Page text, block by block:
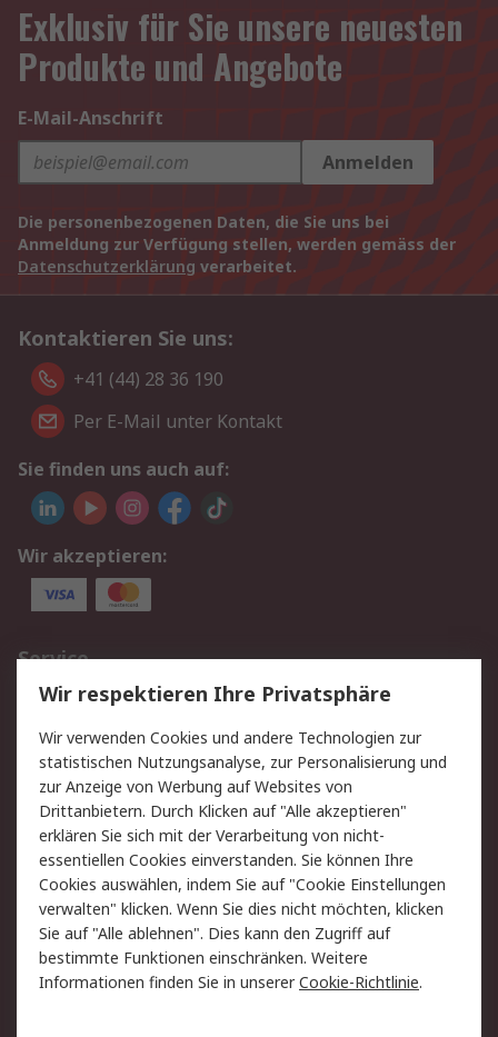
Exklusiv für Sie unsere neuesten
Produkte und Angebote
E-Mail-Anschrift
Anmelden
Die personenbezogenen Daten, die Sie uns bei
Anmeldung zur Verfügung stellen, werden gemäss der
Datenschutzerklärung verarbeitet.
Kontaktieren Sie uns:
+41 (44) 28 36 190
Per E-Mail unter Kontakt
Sie finden uns auch auf:
Wir akzeptieren:
Service
Value Added Services
Lieferlösungen
Rücksendungen
Kontakt
Hilfe
Rechtliches
AGB
Datenschutz
Cookie-Richtlinie
Zahlungsbedingungen
Copyright/Impressum
Über RS
Wir respektieren Ihre Privatsphäre
Wir verwenden Cookies und andere Technologien zur
statistischen Nutzungsanalyse, zur Personalisierung und
zur Anzeige von Werbung auf Websites von
Drittanbietern. Durch Klicken auf "Alle akzeptieren"
erklären Sie sich mit der Verarbeitung von nicht-
essentiellen Cookies einverstanden. Sie können Ihre
Cookies auswählen, indem Sie auf "Cookie Einstellungen
verwalten" klicken. Wenn Sie dies nicht möchten, klicken
Sie auf "Alle ablehnen". Dies kann den Zugriff auf
bestimmte Funktionen einschränken. Weitere
Informationen finden Sie in unsererCookie-Richtlinie.